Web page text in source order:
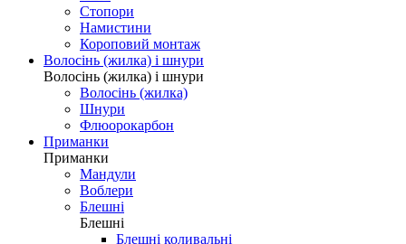
Стопори
Намистини
Короповий монтаж
Волосінь (жилка) і шнури
Волосінь (жилка) і шнури
Волосінь (жилка)
Шнури
Флюорокарбон
Приманки
Приманки
Мандули
Воблери
Блешні
Блешні
Блешні коливальні